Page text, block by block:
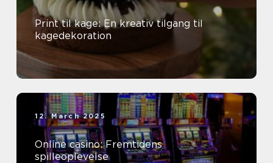
Print til kage: En kreativ tilgang til
kagedekoration
12. March 2025
Online casino: Fremtidens
spilleoplevelse